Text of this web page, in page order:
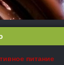
питание